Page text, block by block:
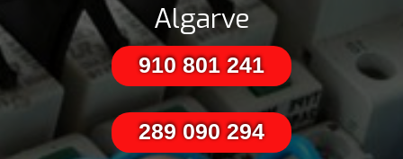
Algarve
910 801 241
289 090 294